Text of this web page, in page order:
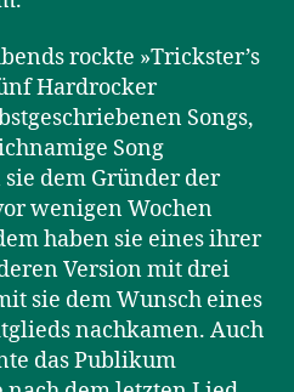
rockte »Trickster’s
Hardrocker
Songs,
Song
sie dem Gründer der
wenigen Wochen
haben sie eines ihrer
Version mit drei
sie dem Wunsch eines
nachkamen. Auch
das Publikum